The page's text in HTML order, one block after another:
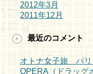
2012年3月
2011年12月
最近のコメント
オトナ女子旅 パ
OPERA（ドラッグ